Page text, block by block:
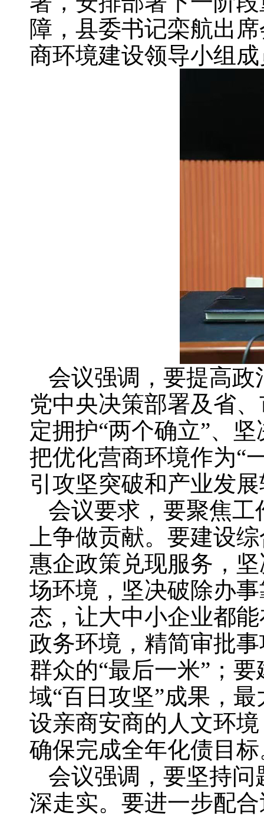
障，县委书记栾航出
商环境建设领导小组
会议强调，要提高
党中央决策部署及省
定拥护“两个确立”、
把优化营商环境作为“
引攻坚突破和产业发
会议要求，要聚焦
上争做贡献。要建设
惠企政策兑现服务，
场环境，坚决破除办
态，让大中小企业都
政务环境，精简审批
群众的“最后一米”；
域“百日攻坚”成果，
设亲商安商的人文环
确保完成全年化债目
会议强调，要坚持
深走实。要进一步配